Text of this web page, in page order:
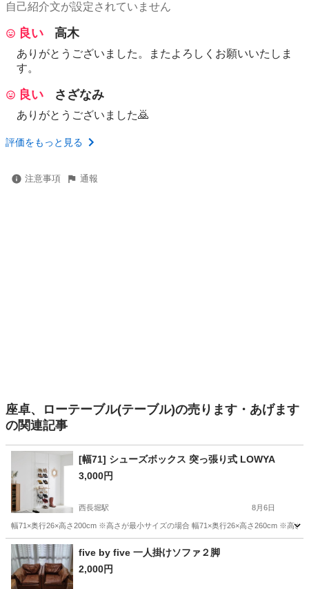
自己紹介文が設定されていません
良い 高木
ありがとうございました。またよろしくお願いいたしま
す。
良い さざなみ
ありがとうございました🙇
評価をもっと見る
注意事項 通報
座卓、ローテーブル(テーブル)の売ります・あげます
の関連記事
[幅71] シューズボックス 突っ張り式 LOWYA
3,000円
西長堀駅 8月6日
幅71×奥行26×高さ200cm ※高さが最小サイズの場合 幅71×奥行26×高さ260cm ※高さ
大阪 大阪市 収納家具
five by five 一人掛けソファ２脚
2,000円